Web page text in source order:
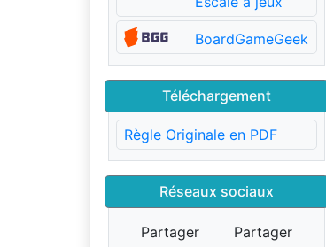
BoardGameGeek
Téléchargement
Règle Originale en PDF
Réseaux sociaux
Partager Partager